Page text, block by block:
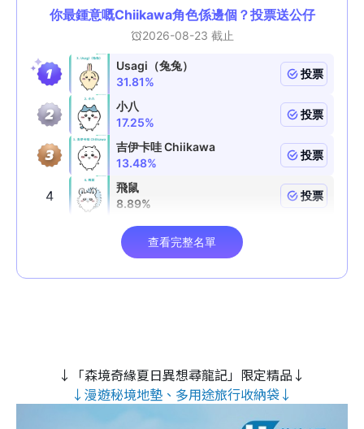
↓「森境奇緣夏日異想尋龍記」限定精品↓
↓漫遊秘境地墊、多用途旅行收納袋↓